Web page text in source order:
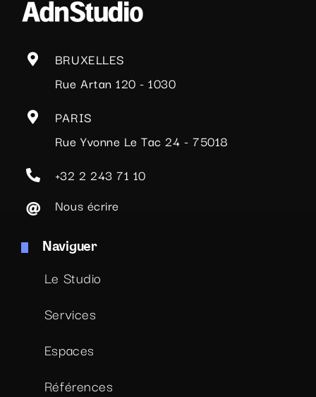
BRUXELLES
Rue Artan 120 - 1030
PARIS
Rue Yvonne Le Tac 24 - 75018
+32 2 243 71 10
Nous écrire
Naviguer
Le Studio
Services
Espaces
Références